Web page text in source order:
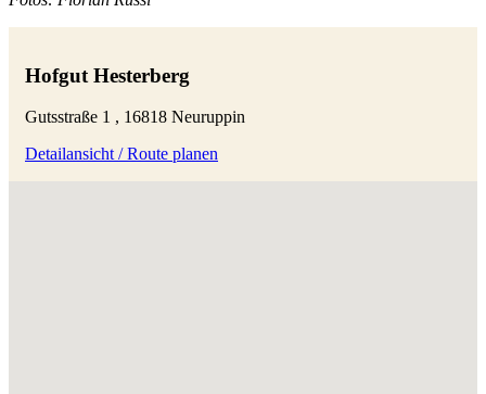
Hofgut Hesterberg
Gutsstraße 1 , 16818 Neuruppin
Detailansicht / Route planen